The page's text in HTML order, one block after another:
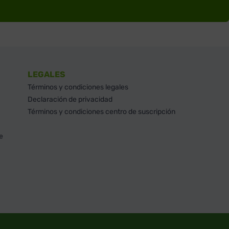
LEGALES
Términos y condiciones legales
Declaración de privacidad
Términos y condiciones centro de suscripción